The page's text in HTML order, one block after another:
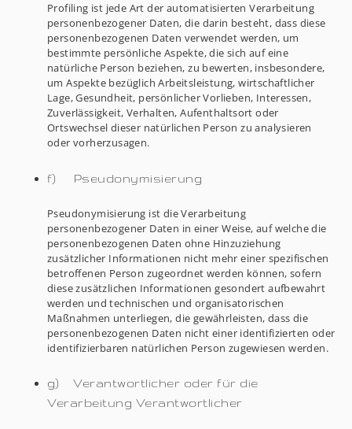
Profiling ist jede Art der automatisierten Verarbeitung
personenbezogener Daten, die darin besteht, dass diese
personenbezogenen Daten verwendet werden, um
bestimmte persönliche Aspekte, die sich auf eine
natürliche Person beziehen, zu bewerten, insbesondere,
um Aspekte bezüglich Arbeitsleistung, wirtschaftlicher
Lage, Gesundheit, persönlicher Vorlieben, Interessen,
Zuverlässigkeit, Verhalten, Aufenthaltsort oder
Ortswechsel dieser natürlichen Person zu analysieren
oder vorherzusagen.
f) Pseudonymisierung
Pseudonymisierung ist die Verarbeitung
personenbezogener Daten in einer Weise, auf welche die
personenbezogenen Daten ohne Hinzuziehung
zusätzlicher Informationen nicht mehr einer spezifischen
betroffenen Person zugeordnet werden können, sofern
diese zusätzlichen Informationen gesondert aufbewahrt
werden und technischen und organisatorischen
Maßnahmen unterliegen, die gewährleisten, dass die
personenbezogenen Daten nicht einer identifizierten oder
identifizierbaren natürlichen Person zugewiesen werden.
g) Verantwortlicher oder für die
Verarbeitung Verantwortlicher